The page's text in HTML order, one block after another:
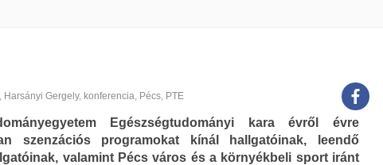
, Harsányi Gergely, konferencia, Pécs, PTE
Egészségtudományi kara évről évre
szenzációs programokat kínál hallgatóinak, leendő
valamint Pécs város és a környékbeli sport iránt